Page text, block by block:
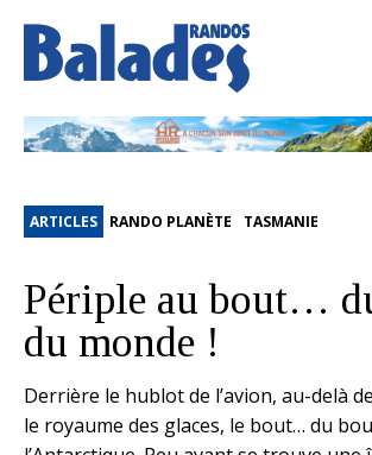
ARTICLES RANDO PLANÈTE TASMANIE
Périple au bout…
du monde !
Derrière le hublot de l’avion, au-delà
le royaume des glaces, le bout… du